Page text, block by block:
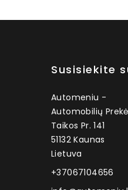
Susisiekite
Automeniu -
Automobilių
Taikos Pr. 141
51132 Kaunas
Lietuva
+37067104656